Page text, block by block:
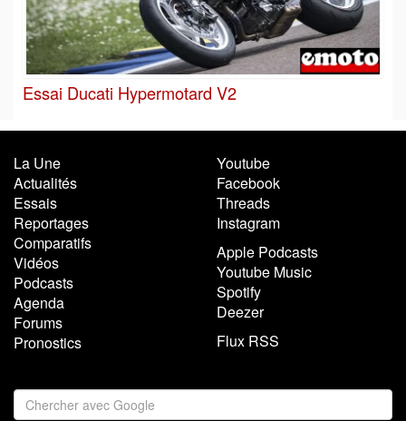
Essai Ducati Hypermotard V2
La Une
Actualités
Essais
Reportages
Comparatifs
Vidéos
Podcasts
Agenda
Forums
Pronostics
Youtube
Facebook
Threads
Instagram
Apple Podcasts
Youtube Music
Spotify
Deezer
Flux RSS